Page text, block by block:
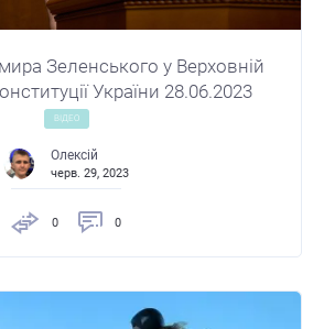
Зеленського у Верховній
України 28.06.2023
ВІДЕО
Олексій
черв. 29, 2023
0 0